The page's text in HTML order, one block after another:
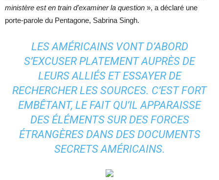
ministère est en train d’examiner la question », a déclaré une
porte-parole du Pentagone, Sabrina Singh.
LES AMÉRICAINS VONT D’ABORD
S’EXCUSER PLATEMENT AUPRÈS DE
LEURS ALLIÉS ET ESSAYER DE
RECHERCHER LES SOURCES. C’EST FORT
EMBÊTANT, LE FAIT QU’IL APPARAISSE
DES ÉLÉMENTS SUR DES FORCES
ÉTRANGÈRES DANS DES DOCUMENTS
SECRETS AMÉRICAINS.